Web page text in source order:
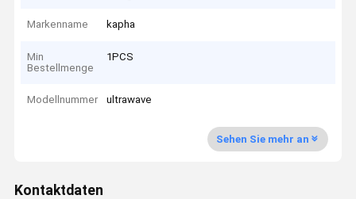
Markenname kapha
Min
Bestellmenge
1PCS
Modellnummer ultrawave
Sehen Sie mehr an
Kontaktdaten